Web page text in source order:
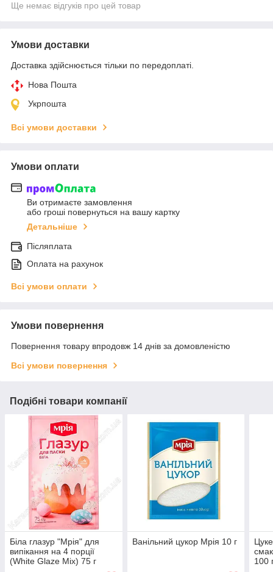
Ще немає відгуків про цей товар
Умови доставки
Доставка здійснюється тільки по передоплаті.
Нова Пошта
Укрпошта
Всі умови доставки
Умови оплати
Ви отримаєте замовлення
або гроші повернуться на вашу картку
Детальніше
Післяплата
Оплата на рахунок
Всі умови оплати
Умови повернення
Повернення товару впродовж 14 днів за домовленістю
Всі умови повернення
Подібні товари компанії
Біла глазур "Мрія" для
випікання на 4 порції
(White Glaze Mix) 75 г
Ванільний цукор Мрія 10 г
100